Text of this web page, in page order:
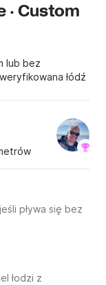
· Custom
lub bez
łódź
pływa się bez
łodzi z